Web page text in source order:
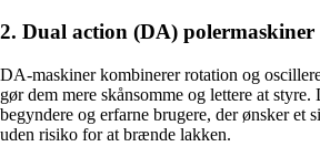
2. Dual action (DA) polermaskiner
DA-maskiner kombinerer rotation og
gør dem mere skånsomme og lettere at
begyndere og erfarne brugere, der ønsker et
uden risiko for at brænde lakken.